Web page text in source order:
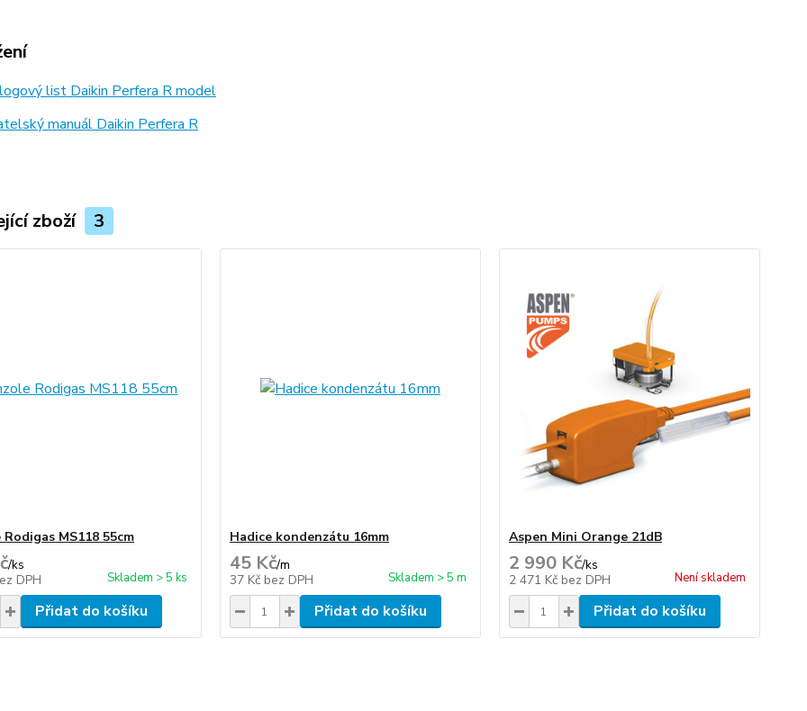
list Daikin Perfera R model
manuál Daikin Perfera R
zboží 3
MS118 55cm
/ks
DPH Skladem > 5 ks
Přidat do košíku
Hadice kondenzátu 16mm
45 Kč/m
37 Kč bez DPH Skladem > 5 m
Přidat do košíku
Aspen Mini Orange 21dB
2 990 Kč/ks
2 471 Kč bez DPH Není skladem
Přidat do košíku